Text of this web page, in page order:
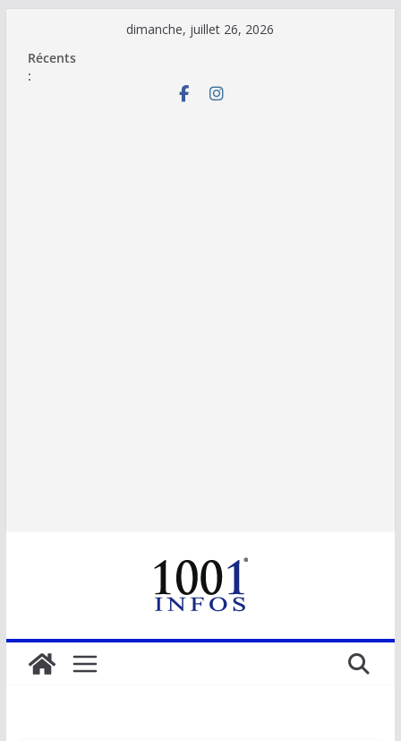
contenu
dimanche, juillet 26, 2026
Récents
: